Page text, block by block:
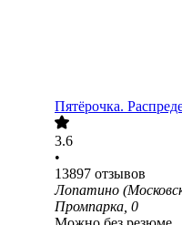
Пятёрочка.
3.6
•
13897 отзывов
Лопатино
Промпарка, 0